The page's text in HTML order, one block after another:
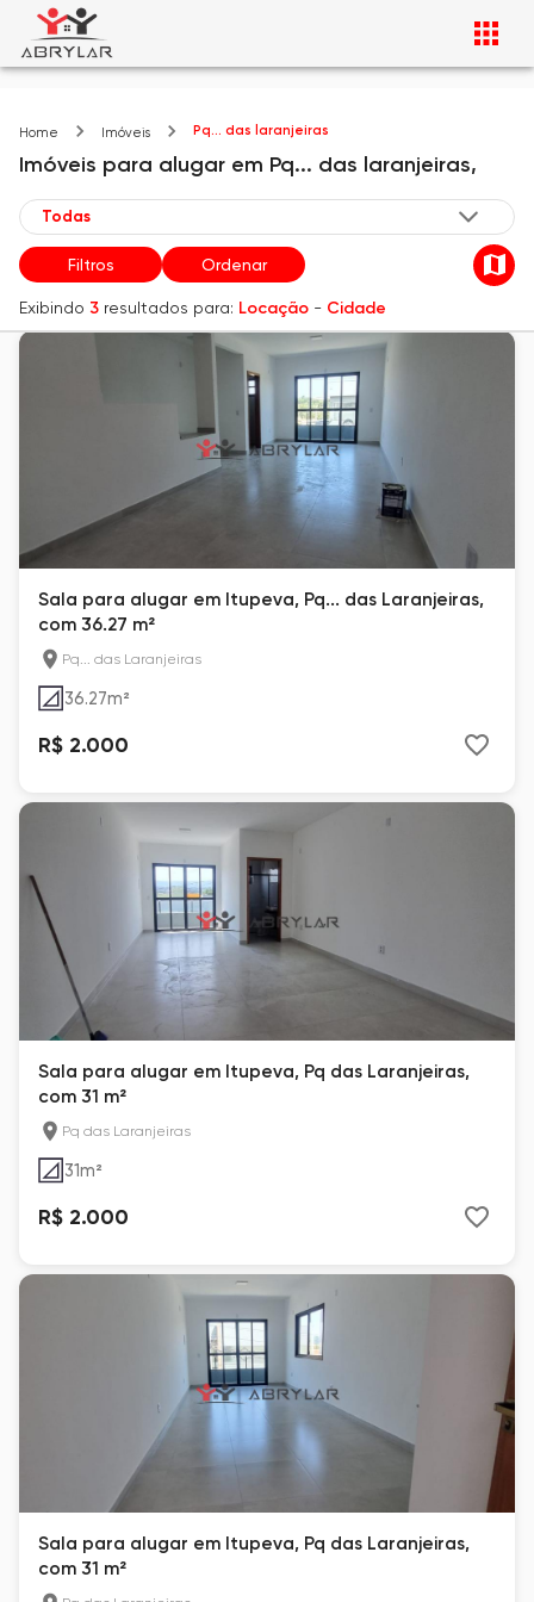
Home Imóveis Pq... das laranjeiras
Imóveis para alugar em Pq... das laranjeiras,
Filtros Ordenar
Exibindo 3 resultados para: Locação - Cidade
Sala para alugar em Itupeva, Pq... das Laranjeiras,
com 36.27 m²
Pq... das Laranjeiras
36.27m²
R$ 2.000
Sala para alugar em Itupeva, Pq das Laranjeiras,
com 31 m²
Pq das Laranjeiras
31m²
R$ 2.000
Sala para alugar em Itupeva, Pq das Laranjeiras,
com 31 m²